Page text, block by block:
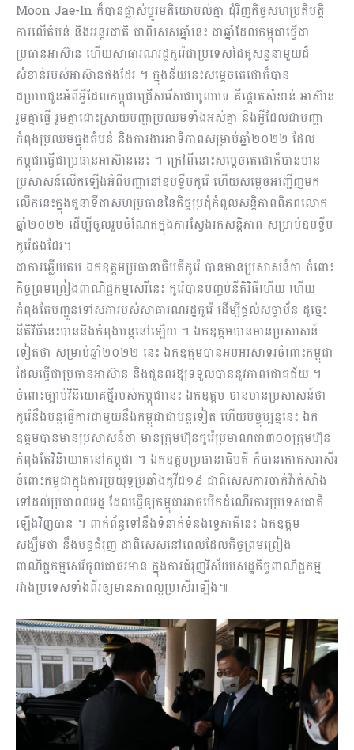
Moon Jae-In ក៏បានផ្លាស់ប្ដូរមតិយោបល់គ្នា ជុំវិញកិច្ចសហប្រតិបត្តិ
ការលើតំបន់ និងអន្តរជាតិ ជាពិសេសឆ្នាំនេះ ជាឆ្នាំដែលកម្ពុជាធ្វើជា
ប្រធានអាស៊ាន ហើយសាធារណរដ្ឋកូរ៉េជាប្រទេសដៃគូសន្ទនាមួយដ៏
សំខាន់របស់អាស៊ានផងដែរ ។ ក្នុងន័យនេះសម្តេចតេជោក៏បាន
ជម្រាបជូនអំពីអ្វីដែលកម្ពុជាជ្រើសរើសជាមូលបទ គឺផ្តោតសំខាន់ អាស៊ាន
រួមគ្នាធ្វើ រួមគ្នាដោះស្រាយបញ្ហាប្រឈមទាំងអស់គ្នា និងអ្វីដែលជាបញ្ហា
កំពុងប្រឈមក្នុងតំបន់ និងការងារអាទិភាពសម្រាប់ឆ្នាំ២០២២ ដែល
កម្ពុជាធ្វើជាប្រធានអាស៊ាននេះ ។ ក្រៅពីនោះសម្តេចតេជោក៏បានមាន
ប្រសាសន៍លើកឡើងអំពីបញ្ហានៅឧបទ្វីបកូរ៉េ ហើយសម្ដេចអញ្ជើញមក
លើកនេះក្នុងតួនាទីជាសហប្រធាននៃកិច្ចប្រជុំកំពូលសន្តិភាពពិភពលោក
ឆ្នាំ២០២២ ដើម្បីចូលរួមចំណែកក្នុងការស្វែងរកសន្តិភាព សម្រាប់ឧបទ្វីប
កូរ៉េផងដែរ។
ជាការឆ្លើយតប ឯកឧត្តមប្រធានាធិបតីកូរ៉េ បានមានប្រសាសន៍ថា ចំពោះ
កិច្ចព្រមព្រៀងពាណិជ្ជកម្មសេរីនេះ កូរ៉េបានបញ្ចប់នីតិវិធីហើយ ហើយ
កំពុងតែបញ្ជូនទៅសភារបស់សាធារណរដ្ឋកូរ៉េ ដើម្បីផ្ដល់សច្ចាប័ន ដូច្នេះ
នីតិវិធីនេះបាននិងកំពុងបន្តនៅឡើយ ។ ឯកឧត្តមបានមានប្រសាសន៍
ទៀតថា សម្រាប់ឆ្នាំ២០២២ នេះ ឯកឧត្តមបានអបអរសាទរចំពោះកម្ពុជា
ដែលធ្វើជាប្រធានអាស៊ាន និងជូនពរឱ្យទទួលបាននូវភាពជោគជ័យ ។
ចំពោះច្បាប់វិនិយោគថ្មីរបស់កម្ពុជានេះ ឯកឧត្តម បានមានប្រសាសន៍ថា
កូរ៉េនឹងបន្តធ្វើការជាមួយនឹងកម្ពុជាជាបន្តទៀត ហើយបច្ចុប្បន្ននេះ ឯក
ឧត្តមបានមានប្រសាសន៍ថា មានក្រុមហ៊ុនកូរ៉េប្រមាណជា៣០០ក្រុមហ៊ុន
កំពុងតែវិនិយោគនៅកម្ពុជា ។ ឯកឧត្តមប្រធានាធិបតី ក៏បានកោតសរសើរ
ចំពោះកម្ពុជាក្នុងការប្រយុទ្ធប្រឆាំងកូវីដ១៩ ជាពិសេសការចាក់វ៉ាក់សាំង
ទៅដល់ប្រជាពលរដ្ឋ ដែលធ្វើឲ្យកម្ពុជាអាចបើកដំណើរការប្រទេសជាតិ
ឡើងវិញបាន ។ ពាក់ព័ន្ធទៅនឹងទំនាក់ទំនងទ្វេភាគីនេះ ឯកឧត្តម
សង្ឃឹមថា នឹងបន្តជំរុញ ជាពិសេសនៅពេលដែលកិច្ចព្រមព្រៀង
ពាណិជ្ជកម្មសេរីចូលជាធរមាន ក្នុងការជំរុញវិស័យសេដ្ឋកិច្ចពាណិជ្ជកម្ម
រវាងប្រទេសទាំងពីរឲ្យមានភាពល្អប្រសើរឡើង៕